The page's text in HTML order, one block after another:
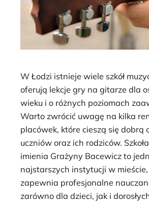
W Łodzi istnieje wiele szkół
oferują lekcje gry na gitarze dla
wieku i o różnych poziomach
Warto zwrócić uwagę na kilka
placówek, które cieszą się dobrą
uczniów oraz ich rodziców.
imienia Grażyny Bacewicz to
najstarszych instytucji w
zapewnia profesjonalne
zarówno dla dzieci, jak i